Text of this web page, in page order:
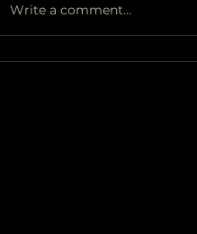
Write a comment...